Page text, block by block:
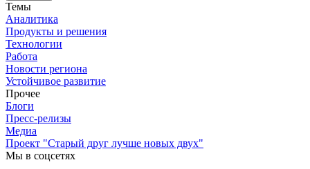
Темы
Аналитика
Продукты и решения
Технологии
Работа
Новости региона
Устойчивое развитие
Прочее
Блоги
Пресс-релизы
Медиа
Проект "Старый друг лучше новых двух"
Мы в соцсетях